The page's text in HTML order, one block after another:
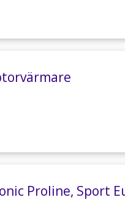
Proline, Sport